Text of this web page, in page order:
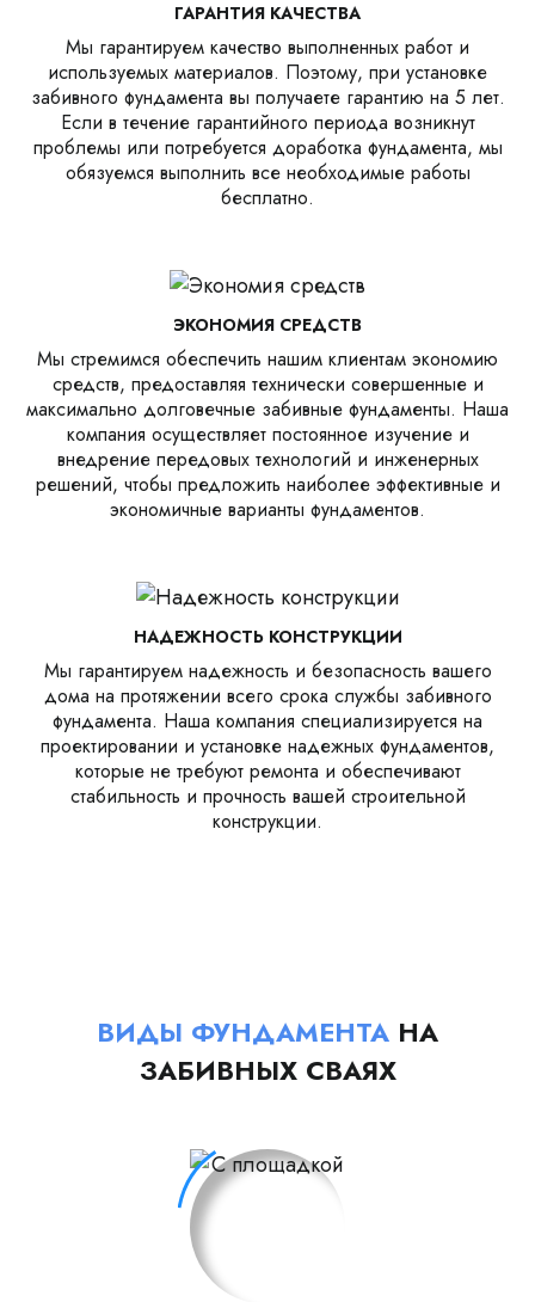
ГАРАНТИЯ КАЧЕСТВА
Мы гарантируем качество выполненных работ и
используемых материалов. Поэтому, при установке
забивного фундамента вы получаете гарантию на 5 лет.
Если в течение гарантийного периода возникнут
проблемы или потребуется доработка фундамента, мы
обязуемся выполнить все необходимые работы
бесплатно.
ЭКОНОМИЯ СРЕДСТВ
Мы стремимся обеспечить нашим клиентам экономию
средств, предоставляя технически совершенные и
максимально долговечные забивные фундаменты. Наша
компания осуществляет постоянное изучение и
внедрение передовых технологий и инженерных
решений, чтобы предложить наиболее эффективные и
экономичные варианты фундаментов.
НАДЕЖНОСТЬ КОНСТРУКЦИИ
Мы гарантируем надежность и безопасность вашего
дома на протяжении всего срока службы забивного
фундамента. Наша компания специализируется на
проектировании и установке надежных фундаментов,
которые не требуют ремонта и обеспечивают
стабильность и прочность вашей строительной
конструкции.
ВИДЫ ФУНДАМЕНТА НА
ЗАБИВНЫХ СВАЯХ